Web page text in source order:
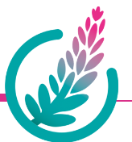
contenu
principal